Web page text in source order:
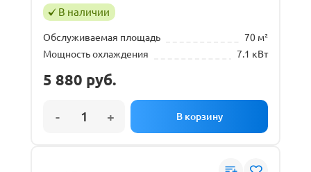
В наличии
Обслуживаемая площадь
70 м²
Мощность охлаждения
7.1 кВт
5 880 руб.